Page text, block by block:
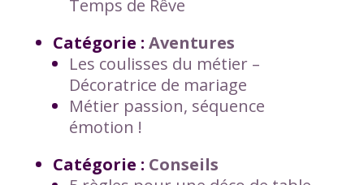
Temps de Rêve
Catégorie : Aventures
Les coulisses du métier –
Décoratrice de mariage
Métier passion, séquence
émotion !
Catégorie : Conseils